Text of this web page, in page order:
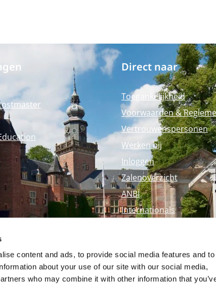
content and ads, to provide social media features and
about your use of our site with our social media,
who may combine it with other information that
Direct naar
Toegankelijkheid
Voorwaarden &
Vertrouwenspersonen
Werken bij
Inloggen
Zalenoverzicht
ANBI
Internationals